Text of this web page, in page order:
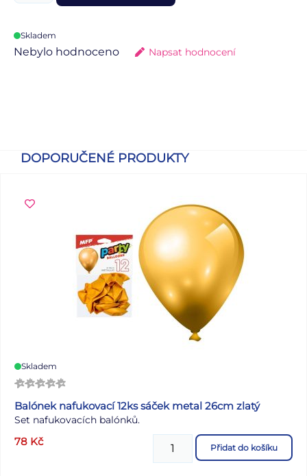
Skladem
Nebylo hodnoceno Napsat hodnocení
DOPORUČENÉ PRODUKTY
Skladem
Balónek nafukovací 12ks sáček metal 26cm zlatý
Set nafukovacích balónků.
78 Kč Přidat do košíku